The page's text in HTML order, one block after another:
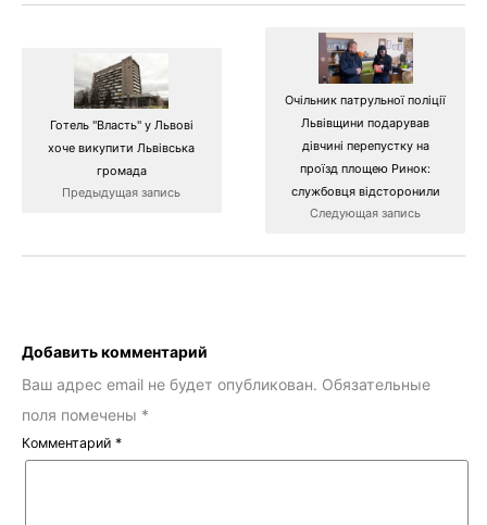
Готель "Власть" у Львові
хоче викупити Львівська
громада
Предыдущая запись
Очільник патрульної поліції
Львівщини подарував
дівчині перепустку на
проїзд площею Ринок:
службовця відсторонили
Следующая запись
Добавить комментарий
Ваш адрес email не будет опубликован. Обязательные
поля помечены *
Комментарий *